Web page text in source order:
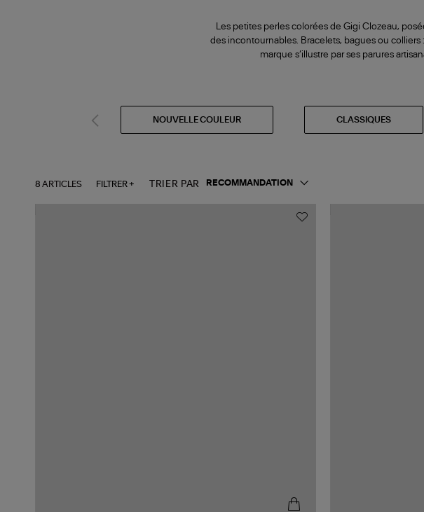
Les petites perles colorées de Gigi Clozeau,
des incontournables. Bracelets, bagues ou
marque s’illustre par ses parures
NOUVELLE COULEUR CLASSIQUES
8 ARTICLES FILTRER + TRIER PAR